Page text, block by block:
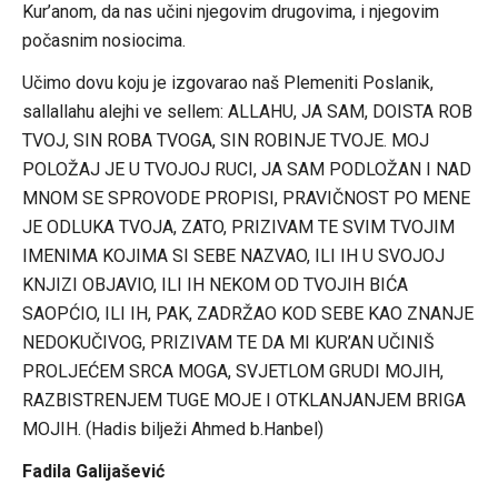
Kur’anom, da nas učini njegovim drugovima, i njegovim
počasnim nosiocima.
Učimo dovu koju je izgovarao naš Plemeniti Poslanik,
sallallahu alejhi ve sellem: ALLAHU, JA SAM, DOISTA ROB
TVOJ, SIN ROBA TVOGA, SIN ROBINJE TVOJE. MOJ
POLOŽAJ JE U TVOJOJ RUCI, JA SAM PODLOŽAN I NAD
MNOM SE SPROVODE PROPISI, PRAVIČNOST PO MENE
JE ODLUKA TVOJA, ZATO, PRIZIVAM TE SVIM TVOJIM
IMENIMA KOJIMA SI SEBE NAZVAO, ILI IH U SVOJOJ
KNJIZI OBJAVIO, ILI IH NEKOM OD TVOJIH BIĆA
SAOPĆIO, ILI IH, PAK, ZADRŽAO KOD SEBE KAO ZNANJE
NEDOKUČIVOG, PRIZIVAM TE DA MI KUR’AN UČINIŠ
PROLJEĆEM SRCA MOGA, SVJETLOM GRUDI MOJIH,
RAZBISTRENJEM TUGE MOJE I OTKLANJANJEM BRIGA
MOJIH. (Hadis bilježi Ahmed b.Hanbel)
Fadila Galijašević